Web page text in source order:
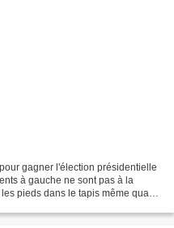
gagner l'élection présidentielle
à gauche ne sont pas à la
pieds dans le tapis même quand